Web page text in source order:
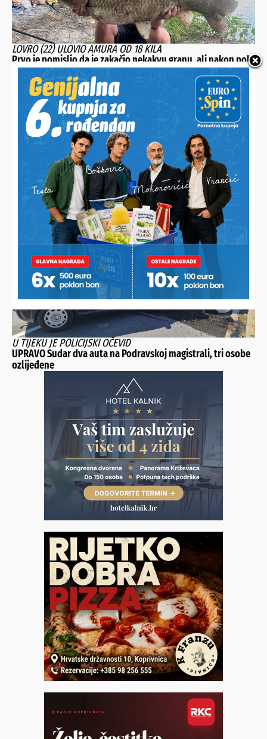
LOVRO (22) ULOVIO AMURA OD 18 KILA
Prvo je pomislio da je zakačio nekakvu granu, ali nakon pola
sata borbe u rukama imao svoj najdraži ulov dosad
GRADSKO DRUŠTVO CRVENOG KRIŽA LUDBREG
Emotivan oproštaj od gerontodomaćica: “Nisu donosile
samo kruh i lijekove, donosile su sebe”
U TIJEKU JE POLICIJSKI OČEVID
UPRAVO Sudar dva auta na Podravskoj magistrali, tri osobe
ozlijeđene